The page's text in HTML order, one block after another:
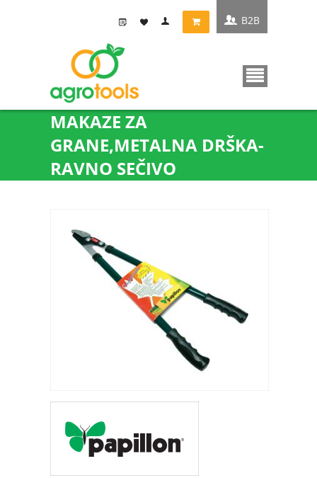
MAKAZE ZA
GRANE,METALNA DRŠKA-
RAVNO SEČIVO
B2B